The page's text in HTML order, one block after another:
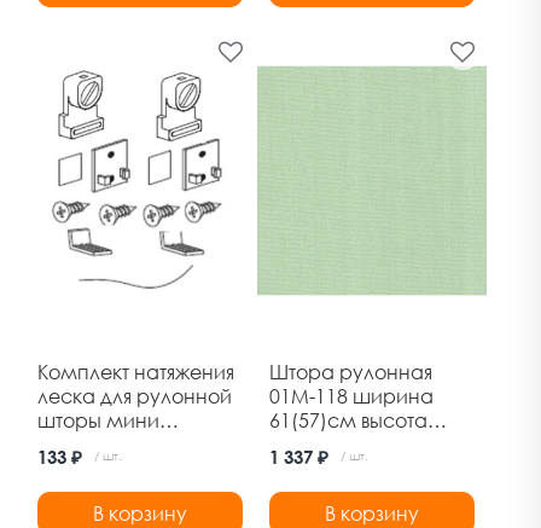
Комплект натяжения
леска для рулонной
шторы мини
Дельфа
133 ₽ / шт.
В корзину
Штора рулонная
01М-118 ширина
61(57)см высота
170см фисташковый
Дельфа
1 337 ₽ / шт.
В корзину